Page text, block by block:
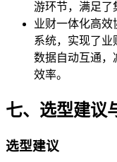
游环节，满足了
业财一体化高效
系统，实现了业
数据自动互通，
效率。
七、选型建议
选型建议